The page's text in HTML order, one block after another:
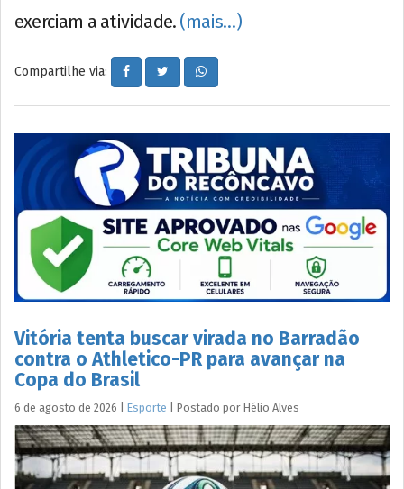
exerciam a atividade. (mais…)
Compartilhe via:
Vitória tenta buscar virada no Barradão
contra o Athletico-PR para avançar na
Copa do Brasil
6 de agosto de 2026 Esporte Postado por Hélio Alves